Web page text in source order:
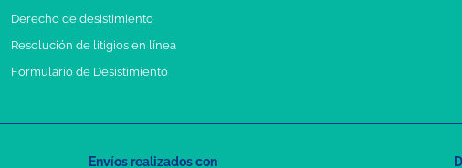
Derecho de desistimiento
Resolución de litigios en línea
Formulario de Desistimiento
Envíos realizados con